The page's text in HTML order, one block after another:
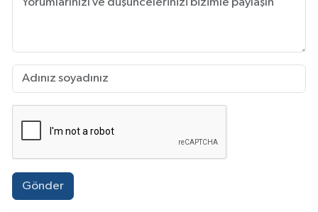
Gönder